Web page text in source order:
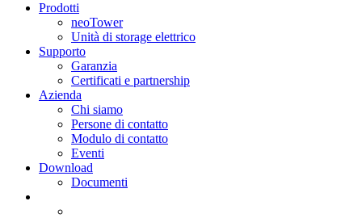
Prodotti
neoTower
Unità di storage elettrico
Supporto
Garanzia
Certificati e partnership
Azienda
Chi siamo
Persone di contatto
Modulo di contatto
Eventi
Download
Documenti